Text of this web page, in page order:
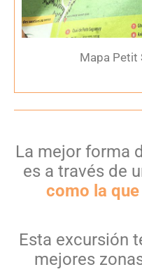
Mapa Petit
La mejor forma
es a través de
como la
Esta excursión
mejores